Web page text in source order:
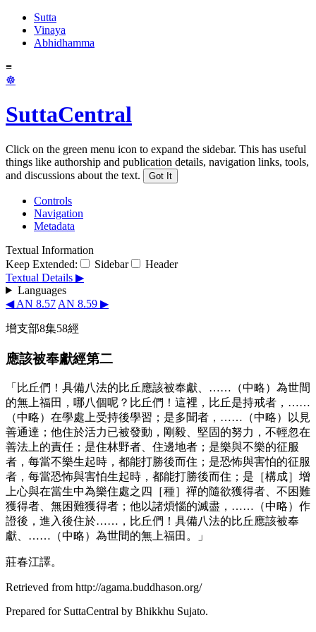
Sutta
Vinaya
Abhidhamma
≡
☸
SuttaCentral
Click on the green menu icon to expand the sidebar. This has useful
things like authorship and publication details, navigation links, tools,
and discussions about the text.
Got It
Controls
Navigation
Metadata
Textual Information
Keep Extended:
Sidebar
Header
Textual Details ▶
Languages
◀ AN 8.57 AN 8.59 ▶
增支部8集58經
應該被奉獻經第二
「比丘們！具備八法的比丘應該被奉獻、……（中略）為世間
的無上福田，哪八個呢？比丘們！這裡，比丘是持戒者，……
（中略）在學處上受持後學習；是多聞者，……（中略）以見
善通達；他住於活力已被發動，剛毅、堅固的努力，不輕忽在
善法上的責任；是住林野者、住邊地者；是樂與不樂的征服
者，每當不樂生起時，都能打勝後而住；是恐怖與害怕的征服
者，每當恐怖與害怕生起時，都能打勝後而住；是［構成］增
上心與在當生中為樂住處之四［種］禪的隨欲獲得者、不困難
獲得者、無困難獲得者；他以諸煩惱的滅盡，……（中略）作
證後，進入後住於……，比丘們！具備八法的比丘應該被奉
獻、……（中略）為世間的無上福田。」
莊春江譯。
Retrieved from http://agama.buddhason.org/
Prepared for SuttaCentral by Bhikkhu Sujato.